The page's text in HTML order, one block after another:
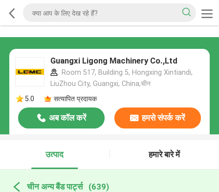
Guangxi Ligong Machinery Co.,Ltd
Room 517, Building 5, Hongxing Xintiandi,
LiuZhou City, Guangxi, China,चीन
5.0
सत्यापित प्रदायक
अब कॉल करें हमसे संपर्क करें
उत्पाद हमारे बारे में
चीन अन्य बैंड पार्ट्स (639)